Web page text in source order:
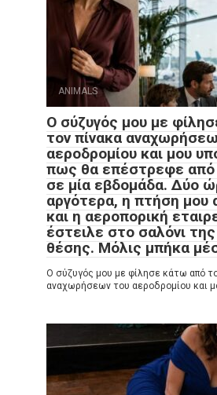
ANIMALS
Ο σύζυγός μου με
τον πίνακα
αεροδρομίου και μου
πως θα επέστρεφε από
σε μία εβδομάδα. Δύο
αργότερα, η πτήση μου
και η αεροπορική
έστειλε στο σαλόνι
θέσης. Μόλις μπήκα
Ο σύζυγός μου με φίλησε κάτω από
αναχωρήσεων του αεροδρομίου και